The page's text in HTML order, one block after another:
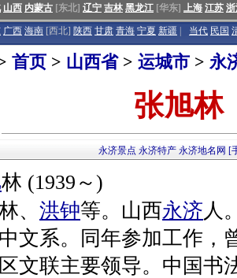
山西 内蒙古 [东北] 辽宁 吉林 黑龙江 [华东] 上海 江苏
广西 海南 [西北] 陕西 甘肃 青海 宁夏 新疆 当代 民国
首页 > 山西省> 运城市 > 永
张旭林
永济景点 永济特产 永济地名网 [
林 (1939～)
洪钟等。山西永济人
文系。同年参加工作，
文联主要领导。中国书